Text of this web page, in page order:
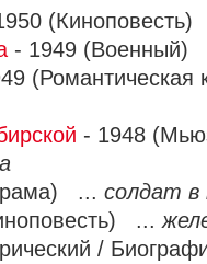
- 1949
- 1948
... солдат в
...
/